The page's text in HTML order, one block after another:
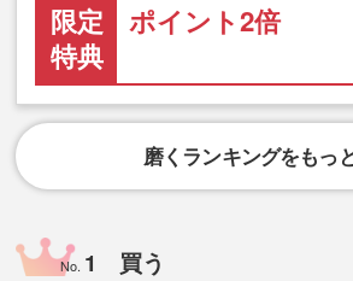
限定
特典
ポイント2倍
磨くランキングをもっ
No. 1 買う